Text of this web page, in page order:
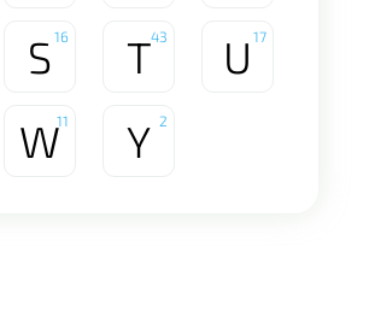
S 16 T43 U 17
W11 Y 2